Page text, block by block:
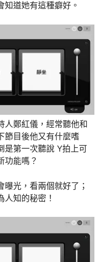
道她有這種癖好。
人鄭紅儀，經常聽他和
節目後他又有什麼嗜
是第一次聽說 Y拍上可
功能嗎？
光，看兩個就好了；
知的秘密！